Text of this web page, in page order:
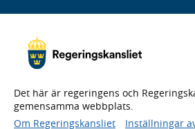
Det här är regeringens och
gemensamma webbplats.
Om Regeringskansliet
Inställningar